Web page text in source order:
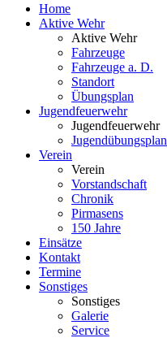
Home
Aktive Wehr
Aktive Wehr
Fahrzeuge
Fahrzeuge a. D.
Standort
Übungsplan
Jugendfeuerwehr
Jugendfeuerwehr
Jugendübungsplan
Verein
Verein
Vorstandschaft
Chronik
Pirmasens
150 Jahre
Einsätze
Kontakt
Termine
Sonstiges
Sonstiges
Galerie
Service